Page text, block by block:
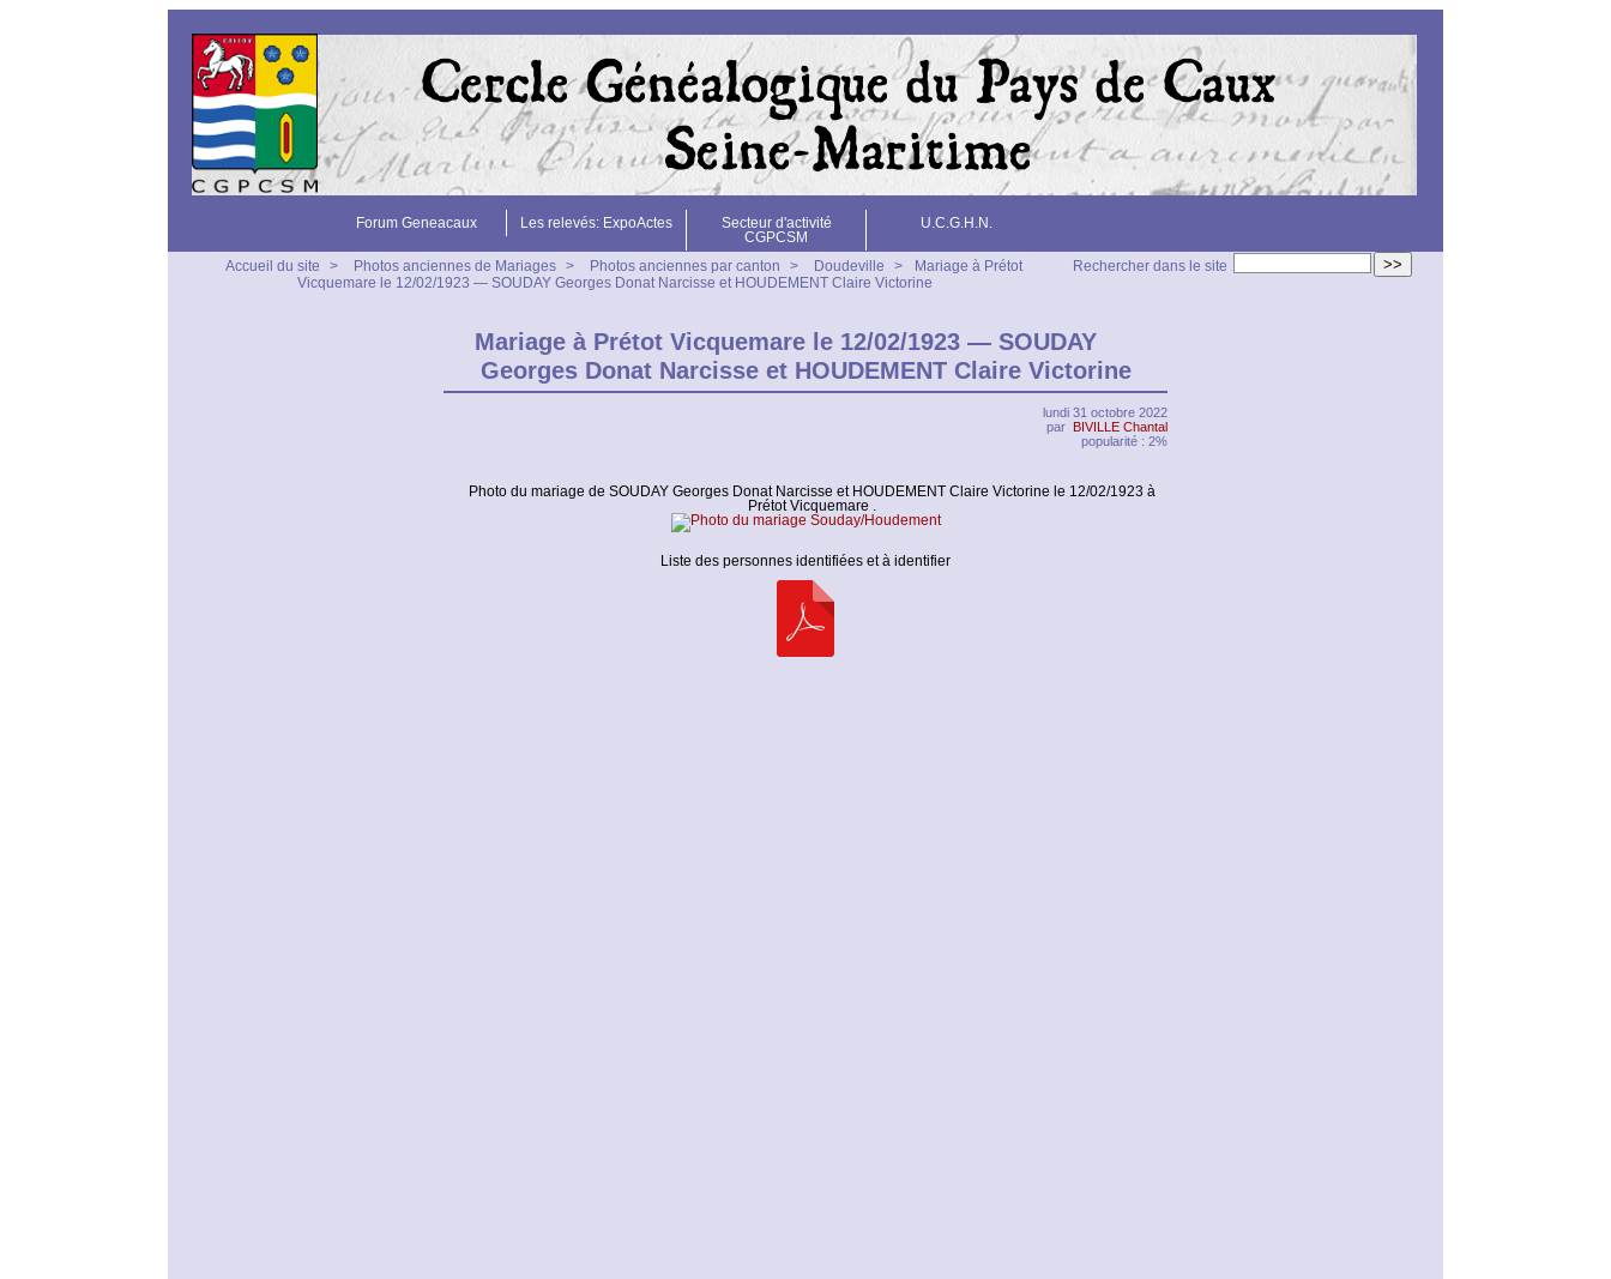
Forum Geneacaux Les relevés: ExpoActes
Secteur d'activité
CGPCSM
U.C.G.H.N.
>>
Rechercher dans le site
Accueil du site > Photos anciennes de Mariages > Photos anciennes par canton > Doudeville >
Mariage à Prétot
Vicquemare le 12/02/1923 — SOUDAY Georges Donat Narcisse et HOUDEMENT Claire Victorine
Mariage à Prétot Vicquemare le 12/02/1923 — SOUDAY
Georges Donat Narcisse et HOUDEMENT Claire Victorine
lundi 31 octobre 2022
par BIVILLE Chantal
popularité : 2%
Photo du mariage de SOUDAY Georges Donat Narcisse et HOUDEMENT Claire Victorine le 12/02/1923 à
Prétot Vicquemare .
Liste des personnes identifiées et à identifier